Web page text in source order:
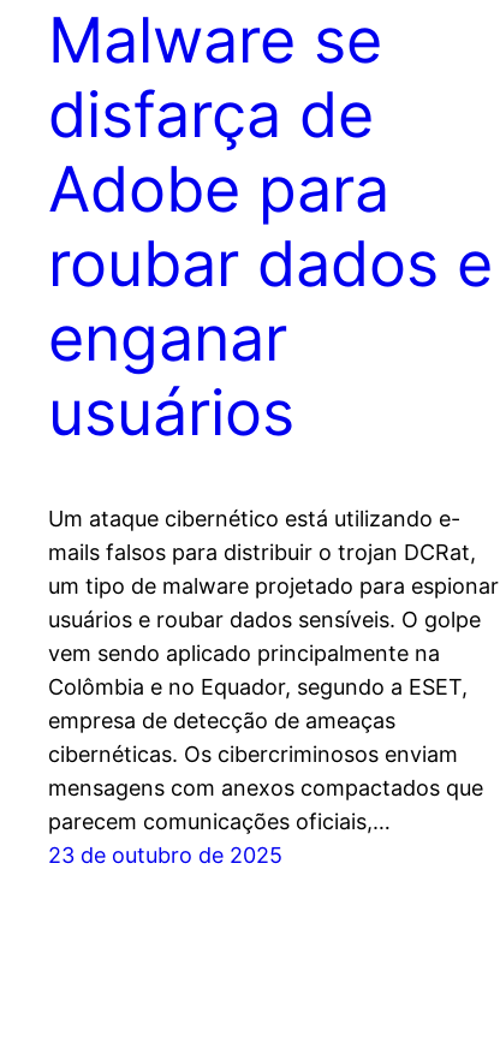
Malware se
disfarça de
Adobe para
roubar dados e
enganar
usuários
Um ataque cibernético está utilizando e-
mails falsos para distribuir o trojan DCRat,
um tipo de malware projetado para espionar
usuários e roubar dados sensíveis. O golpe
vem sendo aplicado principalmente na
Colômbia e no Equador, segundo a ESET,
empresa de detecção de ameaças
cibernéticas. Os cibercriminosos enviam
mensagens com anexos compactados que
parecem comunicações oficiais,…
23 de outubro de 2025